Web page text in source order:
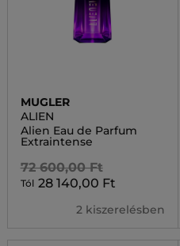
MUGLER
ALIEN
Alien Eau de Parfum
Extraintense
72 600,00 Ft
Tól 28 140,00 Ft
2 kiszerelésben